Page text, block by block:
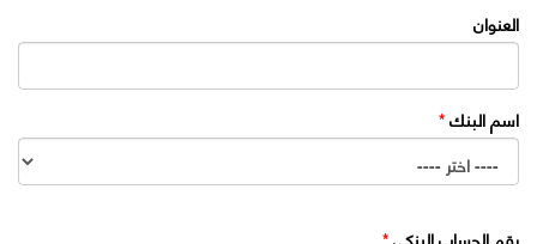
العنوان
اسم البنك *
رقم الحساب البنكي *